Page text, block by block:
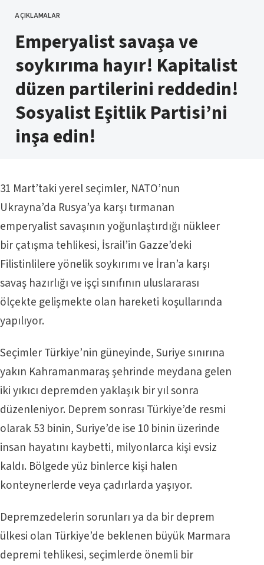
KATEGORI
AÇIKLAMALAR
Emperyalist savaşa ve
soykırıma hayır! Kapitalist
düzen partilerini reddedin!
Sosyalist Eşitlik Partisi’ni
inşa edin!
31 Mart’taki yerel seçimler, NATO’nun
Ukrayna’da Rusya’ya karşı tırmanan
emperyalist savaşının yoğunlaştırdığı nükleer
bir çatışma tehlikesi, İsrail’in Gazze’deki
Filistinlilere yönelik soykırımı ve İran’a karşı
savaş hazırlığı ve işçi sınıfının uluslararası
ölçekte gelişmekte olan hareketi koşullarında
yapılıyor.
Seçimler Türkiye’nin güneyinde, Suriye sınırına
yakın Kahramanmaraş şehrinde meydana gelen
iki yıkıcı depremden yaklaşık bir yıl sonra
düzenleniyor. Deprem sonrası Türkiye’de resmi
olarak 53 binin, Suriye’de ise 10 binin üzerinde
insan hayatını kaybetti, milyonlarca kişi evsiz
kaldı. Bölgede yüz binlerce kişi halen
konteynerlerde veya çadırlarda yaşıyor.
Depremzedelerin sorunları ya da bir deprem
ülkesi olan Türkiye’de beklenen büyük Marmara
depremi tehlikesi, seçimlerde önemli bir